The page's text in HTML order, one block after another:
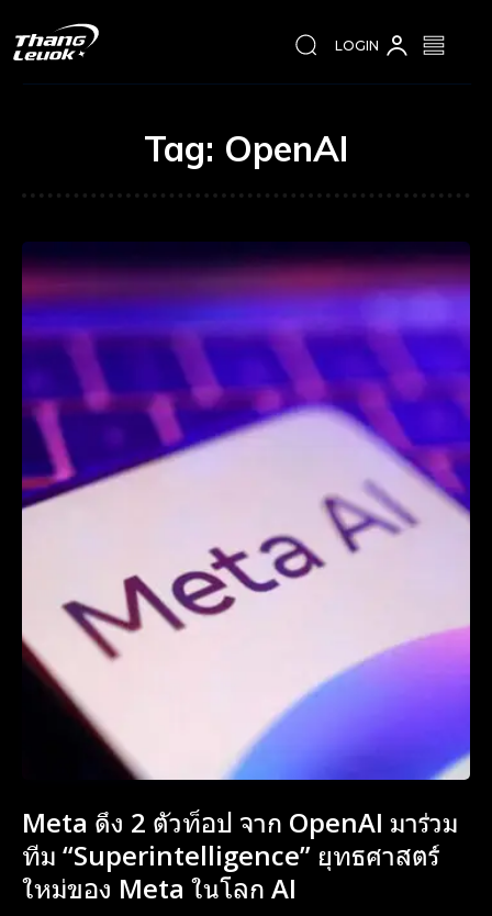
LOGIN
Tag: OpenAI
Meta ดึง 2 ตัวท็อป จาก OpenAI มาร่วม
ทีม “Superintelligence” ยุทธศาสตร์
ใหม่ของ Meta ในโลก AI